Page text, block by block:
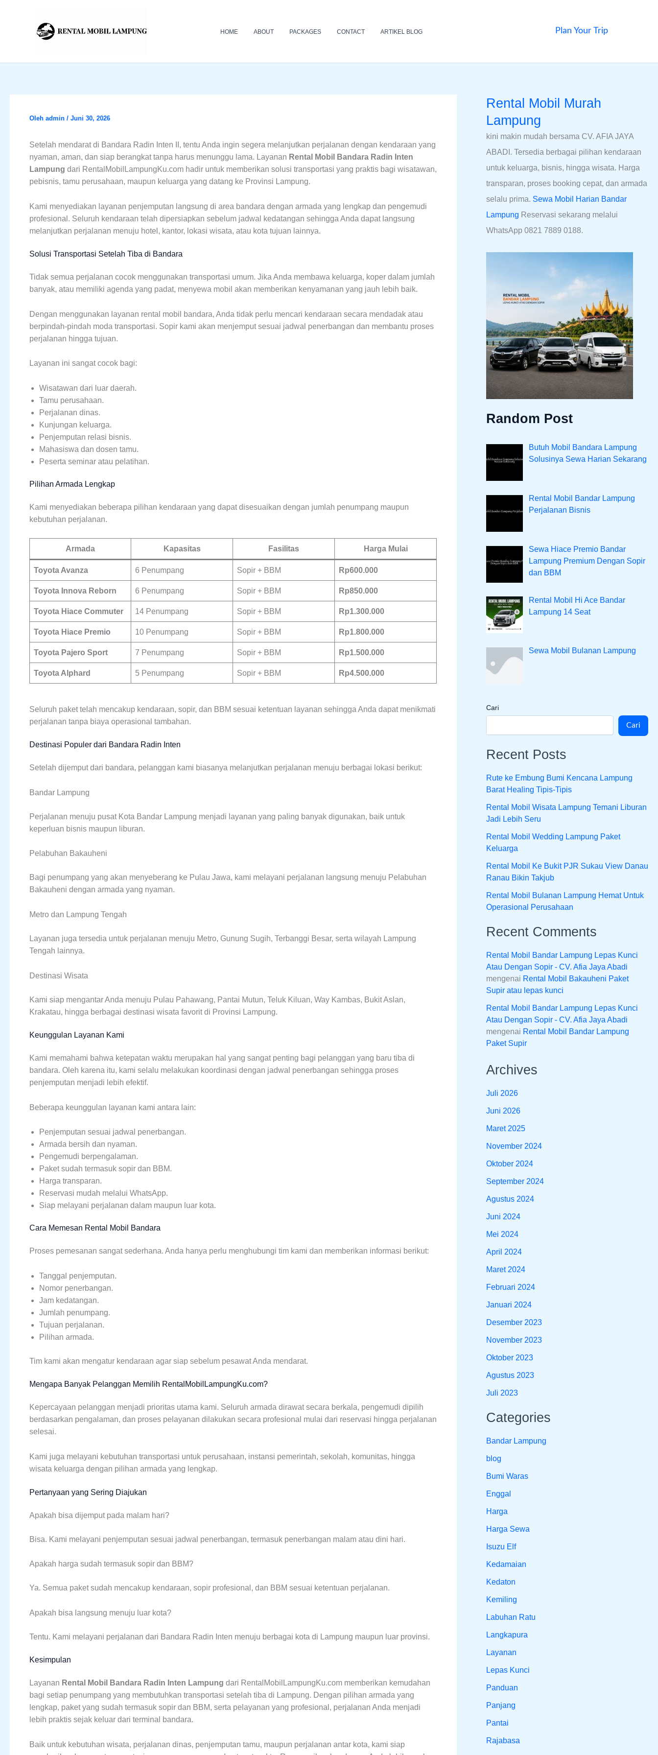
HOME ABOUT PACKAGES CONTACT ARTIKEL BLOG Plan Your Trip
Oleh admin / Juni 30, 2026
Setelah mendarat di Bandara Radin Inten II, tentu Anda ingin segera melanjutkan perjalanan dengan kendaraan yang
nyaman, aman, dan siap berangkat tanpa harus menunggu lama. Layanan Rental Mobil Bandara Radin Inten
Lampung dari RentalMobilLampungKu.com hadir untuk memberikan solusi transportasi yang praktis bagi wisatawan,
pebisnis, tamu perusahaan, maupun keluarga yang datang ke Provinsi Lampung.
Kami menyediakan layanan penjemputan langsung di area bandara dengan armada yang lengkap dan pengemudi
profesional. Seluruh kendaraan telah dipersiapkan sebelum jadwal kedatangan sehingga Anda dapat langsung
melanjutkan perjalanan menuju hotel, kantor, lokasi wisata, atau kota tujuan lainnya.
Solusi Transportasi Setelah Tiba di Bandara
Tidak semua perjalanan cocok menggunakan transportasi umum. Jika Anda membawa keluarga, koper dalam jumlah
banyak, atau memiliki agenda yang padat, menyewa mobil akan memberikan kenyamanan yang jauh lebih baik.
Dengan menggunakan layanan rental mobil bandara, Anda tidak perlu mencari kendaraan secara mendadak atau
berpindah-pindah moda transportasi. Sopir kami akan menjemput sesuai jadwal penerbangan dan membantu proses
perjalanan hingga tujuan.
Layanan ini sangat cocok bagi:
Wisatawan dari luar daerah.
Tamu perusahaan.
Perjalanan dinas.
Kunjungan keluarga.
Penjemputan relasi bisnis.
Mahasiswa dan dosen tamu.
Peserta seminar atau pelatihan.
Pilihan Armada Lengkap
Kami menyediakan beberapa pilihan kendaraan yang dapat disesuaikan dengan jumlah penumpang maupun
kebutuhan perjalanan.
Armada Kapasitas Fasilitas Harga Mulai
Toyota Avanza 6 Penumpang Sopir + BBM Rp600.000
Toyota Innova Reborn 6 Penumpang Sopir + BBM Rp850.000
Toyota Hiace Commuter 14 Penumpang Sopir + BBM Rp1.300.000
Toyota Hiace Premio 10 Penumpang Sopir + BBM Rp1.800.000
Toyota Pajero Sport 7 Penumpang Sopir + BBM Rp1.500.000
Toyota Alphard 5 Penumpang Sopir + BBM Rp4.500.000
Seluruh paket telah mencakup kendaraan, sopir, dan BBM sesuai ketentuan layanan sehingga Anda dapat menikmati
perjalanan tanpa biaya operasional tambahan.
Destinasi Populer dari Bandara Radin Inten
Setelah dijemput dari bandara, pelanggan kami biasanya melanjutkan perjalanan menuju berbagai lokasi berikut:
Bandar Lampung
Perjalanan menuju pusat Kota Bandar Lampung menjadi layanan yang paling banyak digunakan, baik untuk
keperluan bisnis maupun liburan.
Pelabuhan Bakauheni
Bagi penumpang yang akan menyeberang ke Pulau Jawa, kami melayani perjalanan langsung menuju Pelabuhan
Bakauheni dengan armada yang nyaman.
Metro dan Lampung Tengah
Layanan juga tersedia untuk perjalanan menuju Metro, Gunung Sugih, Terbanggi Besar, serta wilayah Lampung
Tengah lainnya.
Destinasi Wisata
Kami siap mengantar Anda menuju Pulau Pahawang, Pantai Mutun, Teluk Kiluan, Way Kambas, Bukit Aslan,
Krakatau, hingga berbagai destinasi wisata favorit di Provinsi Lampung.
Keunggulan Layanan Kami
Kami memahami bahwa ketepatan waktu merupakan hal yang sangat penting bagi pelanggan yang baru tiba di
bandara. Oleh karena itu, kami selalu melakukan koordinasi dengan jadwal penerbangan sehingga proses
penjemputan menjadi lebih efektif.
Beberapa keunggulan layanan kami antara lain:
Penjemputan sesuai jadwal penerbangan.
Armada bersih dan nyaman.
Pengemudi berpengalaman.
Paket sudah termasuk sopir dan BBM.
Harga transparan.
Reservasi mudah melalui WhatsApp.
Siap melayani perjalanan dalam maupun luar kota.
Cara Memesan Rental Mobil Bandara
Proses pemesanan sangat sederhana. Anda hanya perlu menghubungi tim kami dan memberikan informasi berikut:
Tanggal penjemputan.
Nomor penerbangan.
Jam kedatangan.
Jumlah penumpang.
Tujuan perjalanan.
Pilihan armada.
Tim kami akan mengatur kendaraan agar siap sebelum pesawat Anda mendarat.
Mengapa Banyak Pelanggan Memilih RentalMobilLampungKu.com?
Kepercayaan pelanggan menjadi prioritas utama kami. Seluruh armada dirawat secara berkala, pengemudi dipilih
berdasarkan pengalaman, dan proses pelayanan dilakukan secara profesional mulai dari reservasi hingga perjalanan
selesai.
Kami juga melayani kebutuhan transportasi untuk perusahaan, instansi pemerintah, sekolah, komunitas, hingga
wisata keluarga dengan pilihan armada yang lengkap.
Pertanyaan yang Sering Diajukan
Apakah bisa dijemput pada malam hari?
Bisa. Kami melayani penjemputan sesuai jadwal penerbangan, termasuk penerbangan malam atau dini hari.
Apakah harga sudah termasuk sopir dan BBM?
Ya. Semua paket sudah mencakup kendaraan, sopir profesional, dan BBM sesuai ketentuan perjalanan.
Apakah bisa langsung menuju luar kota?
Tentu. Kami melayani perjalanan dari Bandara Radin Inten menuju berbagai kota di Lampung maupun luar provinsi.
Kesimpulan
Layanan Rental Mobil Bandara Radin Inten Lampung dari RentalMobilLampungKu.com memberikan kemudahan
bagi setiap penumpang yang membutuhkan transportasi setelah tiba di Lampung. Dengan pilihan armada yang
lengkap, paket yang sudah termasuk sopir dan BBM, serta pelayanan yang profesional, perjalanan Anda menjadi
lebih praktis sejak keluar dari terminal bandara.
Baik untuk kebutuhan wisata, perjalanan dinas, penjemputan tamu, maupun perjalanan antar kota, kami siap
Rental Mobil Murah
Lampung
kini makin mudah bersama CV. AFIA JAYA
ABADI. Tersedia berbagai pilihan kendaraan
untuk keluarga, bisnis, hingga wisata. Harga
transparan, proses booking cepat, dan armada
selalu prima. Sewa Mobil Harian Bandar
Lampung Reservasi sekarang melalui
WhatsApp 0821 7889 0188.
Random Post
Butuh Mobil Bandara Lampung
Solusinya Sewa Harian Sekarang
Rental Mobil Bandar Lampung
Perjalanan Bisnis
Sewa Hiace Premio Bandar
Lampung Premium Dengan Sopir
dan BBM
Rental Mobil Hi Ace Bandar
Lampung 14 Seat
Sewa Mobil Bulanan Lampung
Cari
Cari
Recent Posts
Rute ke Embung Bumi Kencana Lampung
Barat Healing Tipis-Tipis
Rental Mobil Wisata Lampung Temani Liburan
Jadi Lebih Seru
Rental Mobil Wedding Lampung Paket
Keluarga
Rental Mobil Ke Bukit PJR Sukau View Danau
Ranau Bikin Takjub
Rental Mobil Bulanan Lampung Hemat Untuk
Operasional Perusahaan
Recent Comments
Rental Mobil Bandar Lampung Lepas Kunci
Atau Dengan Sopir - CV. Afia Jaya Abadi
mengenai Rental Mobil Bakauheni Paket
Supir atau lepas kunci
Rental Mobil Bandar Lampung Lepas Kunci
Atau Dengan Sopir - CV. Afia Jaya Abadi
mengenai Rental Mobil Bandar Lampung
Paket Supir
Archives
Juli 2026
Juni 2026
Maret 2025
November 2024
Oktober 2024
September 2024
Agustus 2024
Juni 2024
Mei 2024
April 2024
Maret 2024
Februari 2024
Januari 2024
Desember 2023
November 2023
Oktober 2023
Agustus 2023
Juli 2023
Categories
Bandar Lampung
blog
Bumi Waras
Enggal
Harga
Harga Sewa
Isuzu Elf
Kedamaian
Kedaton
Kemiling
Labuhan Ratu
Langkapura
Layanan
Lepas Kunci
Panduan
Panjang
Pantai
Rajabasa